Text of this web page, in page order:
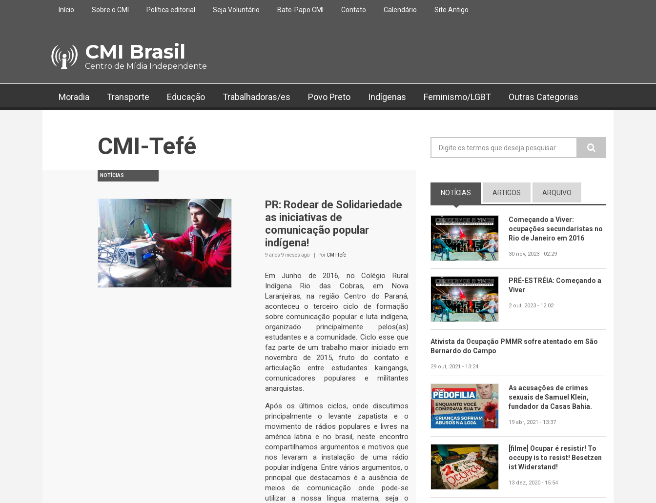
Pular para o conteúdo principal
Início Sobre o CMI Política editorial Seja Voluntário Bate-Papo CMI Contato Calendário Site Antigo
CMI Brasil
Centro de Mídia Independente
Moradia Transporte Educação Trabalhadoras/es Povo Preto Indígenas Feminismo/LGBT Outras Categorias
CMI-Tefé
NOTÍCIAS
PR: Rodear de Solidariedade
as iniciativas de
comunicação popular
indígena!
9 anos 9 meses ago Por CMI-Tefé
Em Junho de 2016, no Colégio Rural
Indígena Rio das Cobras, em Nova
Laranjeiras, na região Centro do Paraná,
aconteceu o terceiro ciclo de formação
sobre comunicação popular e luta indígena,
organizado principalmente pelos(as)
estudantes e a comunidade. Ciclo esse que
faz parte de um trabalho maior iniciado em
novembro de 2015, fruto do contato e
articulação entre estudantes kaingangs,
comunicadores populares e militantes
anarquistas.
Após os últimos ciclos, onde discutimos
principalmente o levante zapatista e o
movimento de rádios populares e livres na
américa latina e no brasil, neste encontro
compartilhamos argumentos e motivos que
nos levaram a instalação de uma rádio
popular indígena. Entre vários argumentos, o
principal que destacamos é a ausência de
meios de comunicação onde pode-se
utilizar a nossa língua materna, seja o
Formulário de busca
NOTÍCIAS (ABA ATIVA)
ARTIGOS ARQUIVO
Começando a Viver:
ocupações secundaristas no
Rio de Janeiro em 2016
30 nov, 2023 - 02:29
PRÉ-ESTRÉIA: Começando a
Viver
2 out, 2023 - 12:02
Ativista da Ocupação PMMR sofre atentado em São
Bernardo do Campo
29 out, 2021 - 13:24
As acusações de crimes
sexuais de Samuel Klein,
fundador da Casas Bahia.
19 abr, 2021 - 13:37
[filme] Ocupar é resistir! To
occupy is to resist! Besetzen
ist Widerstand!
13 dez, 2020 - 15:54